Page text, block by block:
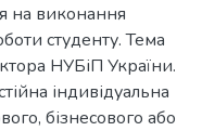
на виконання
студенту. Тема
НУБіП України.
індивідуальна
бізнесового або